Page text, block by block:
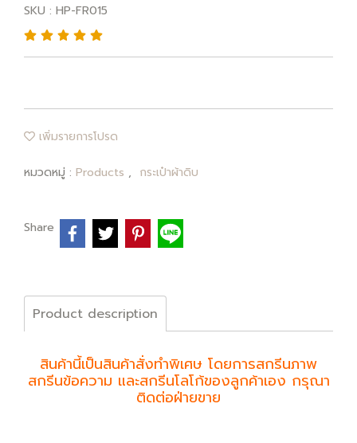
SKU : HP-FR015
เพิ่มรายการโปรด
หมวดหมู่ : Products , กระเป๋าผ้าดิบ
Share
Product description
สินค้านี้เป็นสินค้าสั่งทำพิเศษ โดยการสกรีนภาพ
สกรีนข้อความ และสกรีนโลโก้ของลูกค้าเอง กรุณา
ติดต่อฝ่ายขาย